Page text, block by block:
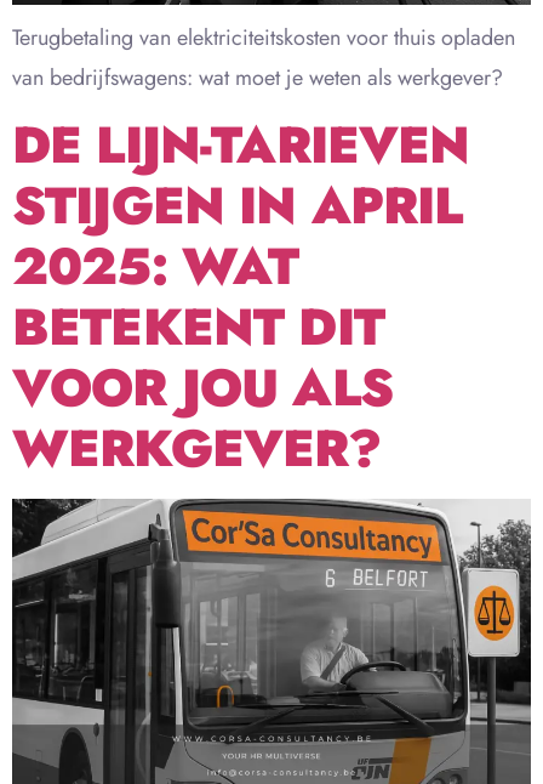
Terugbetaling van elektriciteitskosten voor thuis opladen
van bedrijfswagens: wat moet je weten als werkgever?
DE LIJN-TARIEVEN
STIJGEN IN APRIL
2025: WAT
BETEKENT DIT
VOOR JOU ALS
WERKGEVER?